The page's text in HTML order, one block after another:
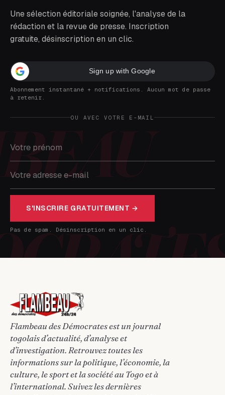
Une sélection éditoriale soignée, l'analyse de la
rédaction et la revue de presse. Inscription
gratuite, désinscription en un clic.
Sign up with Google
Abonnement instantané + notifications. Aucun mot de passe
à retenir.
OU AVEC VOTRE E-MAIL
S'INSCRIRE GRATUITEMENT →
Pas de spam. Désinscription en un clic.
Flambeau des Démocrates est un journal
togolais d’actualité, d’analyse et
d’investigation. Retrouvez toutes les
informations sur la politique, l’économie, la
culture, le sport et la société au Togo et à
l’international. Suivez les dernières